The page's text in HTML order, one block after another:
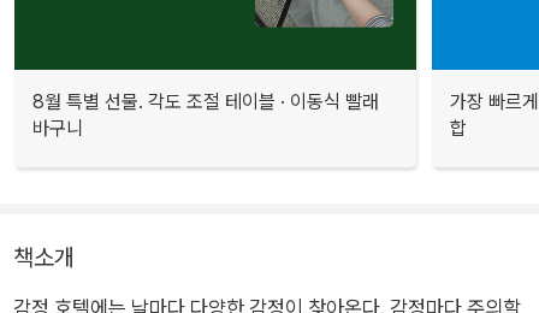
8월 특별 선물. 각도 조절 테이블 · 이동식 빨래
바구니
가장 빠르
합
책소개
감정 호텔에는 날마다 다양한 감정이 찾아온다. 감정마다 주의할